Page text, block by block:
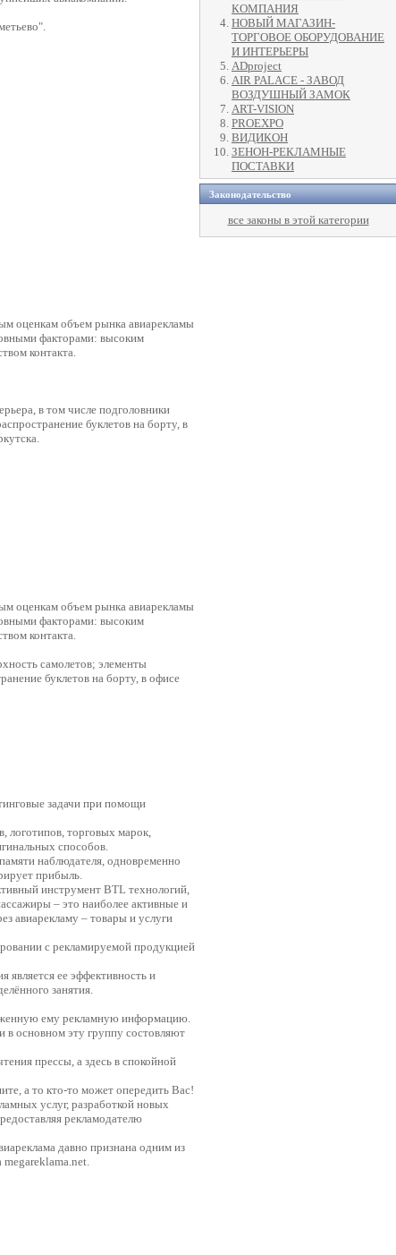
оценкам объем рынка авиарекламы
факторами: высоким
контакта.
в том числе подголовники
буклетов на борту, в
оценкам объем рынка авиарекламы
факторами: высоким
контакта.
самолетов; элементы
буклетов на борту, в офисе
задачи при помощи
логотипов, торговых марок,
способов.
наблюдателя, одновременно
прибыль.
инструмент BTL технологий,
– это наиболее активные и
авиарекламу – товары и услуги
с рекламируемой продукцией
ее эффективность и
занятия.
ему рекламную информацию.
в основном эту группу состовляют
прессы, а здесь в спокойной
а то кто-то может опередить Вас!
услуг, разработкой новых
рекламодателю
давно признана одним из
КОМПАНИЯ
НОВЫЙ МАГАЗИН-
ТОРГОВОЕ ОБОРУДОВАНИЕ
И ИНТЕРЬЕРЫ
ADproject
AIR PALACE - ЗАВОД
ВОЗДУШНЫЙ ЗАМОК
ART-VISION
PROEXPO
ВИДИКОН
ЗЕНОН-РЕКЛАМНЫЕ
ПОСТАВКИ
Законодательство
все законы в этой категории